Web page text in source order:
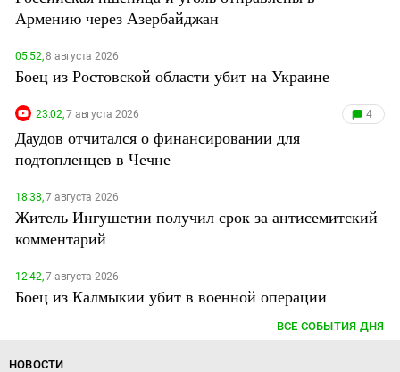
Армению через Азербайджан
05:52,8 августа 2026
Боец из Ростовской области убит на Украине
23:02,7 августа 2026 4
Даудов отчитался о финансировании для
подтопленцев в Чечне
18:38,7 августа 2026
Житель Ингушетии получил срок за антисемитский
комментарий
12:42,7 августа 2026
Боец из Калмыкии убит в военной операции
ВСЕ СОБЫТИЯ ДНЯ
НОВОСТИ